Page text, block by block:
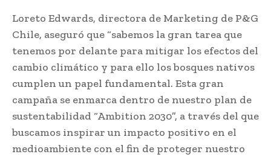
Loreto Edwards, directora de Marketing de P&G
Chile, aseguró que “sabemos la gran tarea que
tenemos por delante para mitigar los efectos del
cambio climático y para ello los bosques nativos
cumplen un papel fundamental. Esta gran
campaña se enmarca dentro de nuestro plan de
sustentabilidad “Ambition 2030”, a través del que
buscamos inspirar un impacto positivo en el
medioambiente con el fin de proteger nuestro